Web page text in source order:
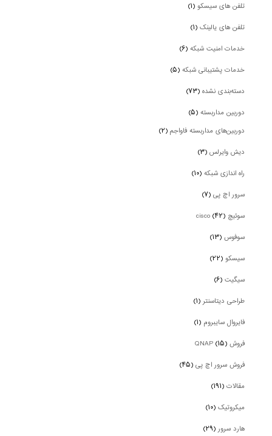
تلفن های سیسکو(۱)
تلفن های یالینک(۱)
خدمات امنیت شبکه(۶)
خدمات پشتیبانی شبکه(۵)
دسته‌بندی نشده(۷۳)
دوربین‌ مداربسته(۵)
دوربین‌های مداربسته فاواجم(۲)
دیش وایرلس(۳)
راه اندازی شبکه(۱۰)
سرور اچ پی(۷)
سوئیچ cisco (۴۲)
سوفوس(۱۳)
سیسکو(۲۲)
سیگیت(۶)
طراحی دیتاسنتر(۱)
فایروال سایبروم (۱)
فروش QNAP (۱۵)
فروش سرور اچ پی(۴۵)
مقالات(۱۹۱)
میکروتیک(۱۰)
هارد سرور(۲۹)